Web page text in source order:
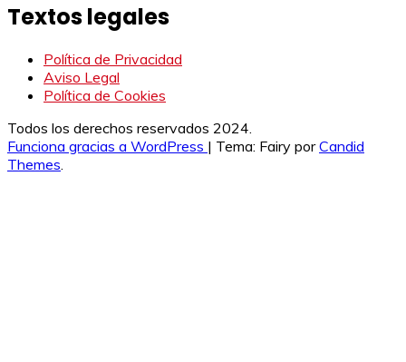
Textos legales
Política de Privacidad
Aviso Legal
Política de Cookies
Todos los derechos reservados 2024.
Funciona gracias a WordPress | Tema: Fairy porCandid
Themes.